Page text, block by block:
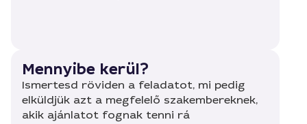
Mennyibe kerül?
Ismertesd röviden a feladatot, mi pedig
elküldjük azt a megfelelő szakembereknek,
akik ajánlatot fognak tenni rá